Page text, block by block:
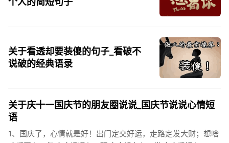
关于看透却要装傻的句子_看破不
说破的经典语录
关于庆十一国庆节的朋友圈说说_国庆节说说心情短
语
1、国庆了，心情就是好！出门定交好运，走路定发大财；想啥